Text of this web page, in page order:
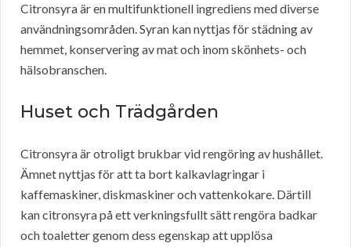
Citronsyra är en multifunktionell ingrediens med diverse
användningsområden. Syran kan nyttjas för städning av
hemmet, konservering av mat och inom skönhets- och
hälsobranschen.
Huset och Trädgården
Citronsyra är otroligt brukbar vid rengöring av hushållet.
Ämnet nyttjas för att ta bort kalkavlagringar i
kaffemaskiner, diskmaskiner och vattenkokare. Därtill
kan citronsyra på ett verkningsfullt sätt rengöra badkar
och toaletter genom dess egenskap att upplösa